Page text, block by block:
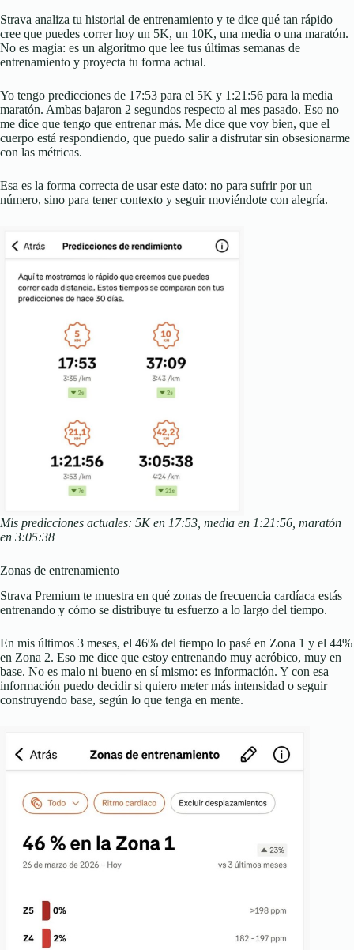
Strava analiza tu historial de entrenamiento y te dice qué tan rápido
cree que puedes correr hoy un 5K, un 10K, una media o una maratón.
No es magia: es un algoritmo que lee tus últimas semanas de
entrenamiento y proyecta tu forma actual.
Yo tengo predicciones de 17:53 para el 5K y 1:21:56 para la media
maratón. Ambas bajaron 2 segundos respecto al mes pasado. Eso no
me dice que tengo que entrenar más. Me dice que voy bien, que el
cuerpo está respondiendo, que puedo salir a disfrutar sin obsesionarme
con las métricas.
Esa es la forma correcta de usar este dato: no para sufrir por un
número, sino para tener contexto y seguir moviéndote con alegría.
Mis predicciones actuales: 5K en 17:53, media en 1:21:56, maratón
en 3:05:38
Zonas de entrenamiento
Strava Premium te muestra en qué zonas de frecuencia cardíaca estás
entrenando y cómo se distribuye tu esfuerzo a lo largo del tiempo.
En mis últimos 3 meses, el 46% del tiempo lo pasé en Zona 1 y el 44%
en Zona 2. Eso me dice que estoy entrenando muy aeróbico, muy en
base. No es malo ni bueno en sí mismo: es información. Y con esa
información puedo decidir si quiero meter más intensidad o seguir
construyendo base, según lo que tenga en mente.